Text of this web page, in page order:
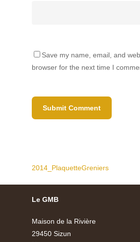
Save my name, email, and
browser for the next time I
2014_PlaquetteGreniers
Le GMB
Maison de la Rivière
29450 Sizun